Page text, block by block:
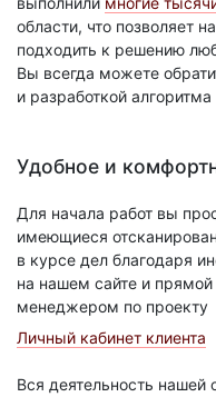
области, что позволяет
подходить к решению
Вы всегда можете
и разработкой
Удобное и
Для начала работ вы
имеющиеся
в курсе дел благодаря
на нашем сайте и
менеджером по проекту
Личный кабинет клиента
Вся деятельность нашей